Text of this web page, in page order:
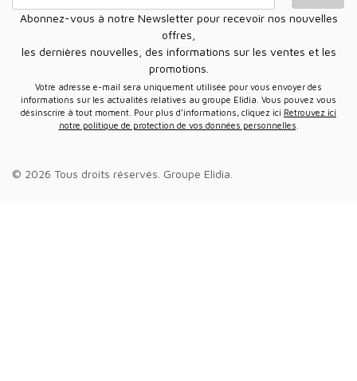
Abonnez-vous à notre Newsletter pour recevoir nos nouvelles
offres,
les dernières nouvelles, des informations sur les ventes et les
promotions.
Votre adresse e-mail sera uniquement utilisée pour vous envoyer des
informations sur les actualités relatives au groupe Elidia. Vous pouvez vous
désinscrire à tout moment. Pour plus d’informations, cliquez ici Retrouvez ici
notre politique de protection de vos données personnelles
© 2026 Tous droits réservés. Groupe Elidia